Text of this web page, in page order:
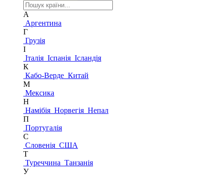
А
Аргентина
Г
Грузія
І
Італія Іспанія Ісландія
К
Кабо-Верде Китай
М
Мексика
Н
Намібія Норвегія Непал
П
Португалія
С
Словенія США
Т
Туреччина Танзанія
У